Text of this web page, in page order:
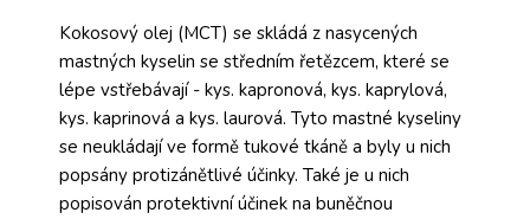
Kokosový olej (MCT) se skládá z nasycených
mastných kyselin se středním řetězcem, které se
lépe vstřebávají - kys. kapronová, kys. kaprylová,
kys. kaprinová a kys. laurová. Tyto mastné kyseliny
se neukládají ve formě tukové tkáně a byly u nich
popsány protizánětlivé účinky. Také je u nich
popisován protektivní účinek na buněčnou